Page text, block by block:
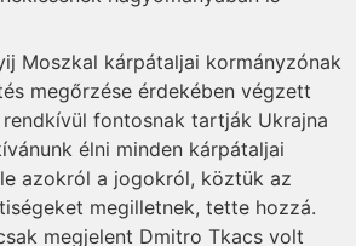
Moszkal kárpátaljai kormányzónak
megőrzése érdekében végzett
fontosnak tartják Ukrajna
élni minden kárpátaljai
azokról a jogokról, köztük az
megilletnek, tette hozzá.
megjelent Dmitro Tkacs volt